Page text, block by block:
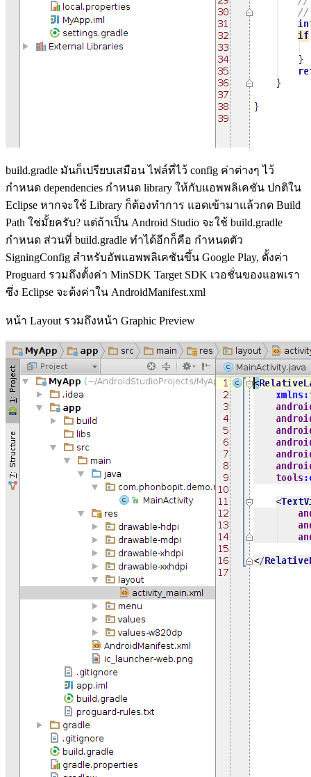
build.gradle มันก็เปรียบเสมือน ไฟล์ที่ไว้ config ค่าต่างๆ ไว้
กำหนด dependencies กำหนด library ให้กับแอพพลิเคชัน ปกติใน
Eclipse หากจะใช้ Library ก็ต้องทำการ แอดเข้ามาแล้วกด Build
Path ใช่มั้ยครับ? แต่ถ้าเป็น Android Studio จะใช้ build.gradle
กำหนด ส่วนที่ build.gradle ทำได้อีกก็คือ กำหนดตัว
SigningConfig สำหรับอัพแอพพลิเคชันขึ้น Google Play, ตั้งค่า
Proguard รวมถึงตั้งค่า MinSDK Target SDK เวอชั่นของแอพเรา
ซึ่ง Eclipse จะต้งค่าใน AndroidManifest.xml
หน้า Layout รวมถึงหน้า Graphic Preview